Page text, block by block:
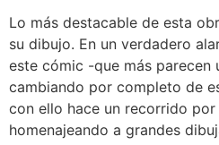
Lo más destacable de esta
su dibujo. En un verdadero
este cómic -que más parecen
cambiando por completo de
con ello hace un recorrido
homenajeando a grandes